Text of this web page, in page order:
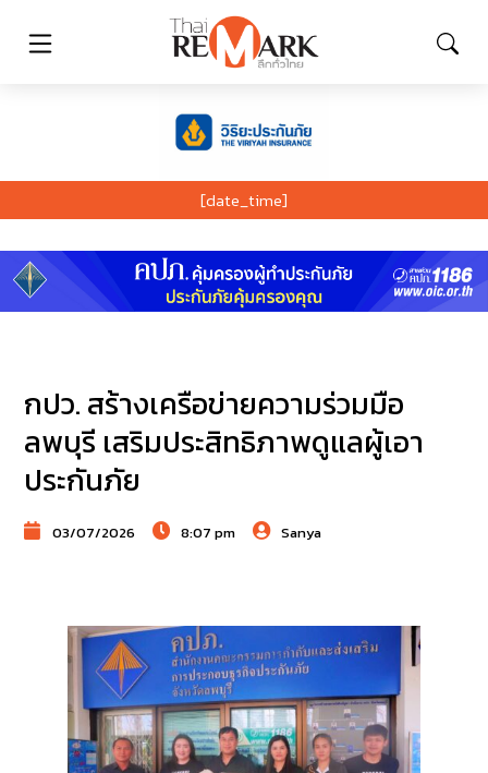
[date_time]
กปว. สร้างเครือข่ายความร่วมมือ
ลพบุรี เสริมประสิทธิภาพดูแลผู้เอา
ประกันภัย
03/07/2026 8:07 pm Sanya